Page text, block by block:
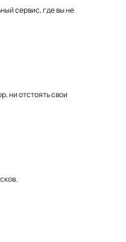
сервис, где вы не
ни отстоять свои